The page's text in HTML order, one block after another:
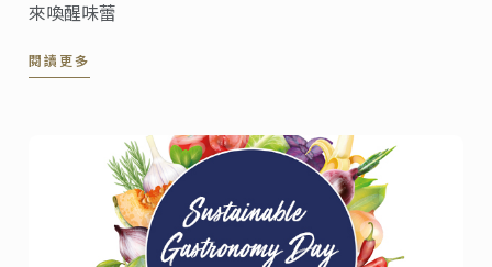
來喚醒味蕾
閱讀更多